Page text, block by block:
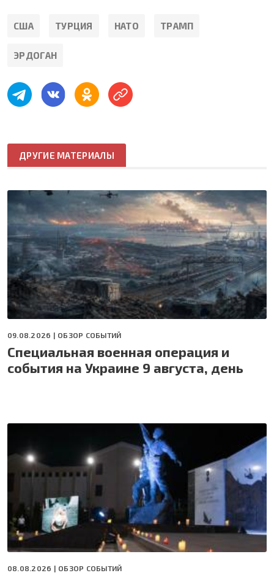
США ТУРЦИЯ НАТО ТРАМП
ЭРДОГАН
ДРУГИЕ МАТЕРИАЛЫ
09.08.2026 | ОБЗОР СОБЫТИЙ
Специальная военная операция и
события на Украине 9 августа, день
08.08.2026 | ОБЗОР СОБЫТИЙ